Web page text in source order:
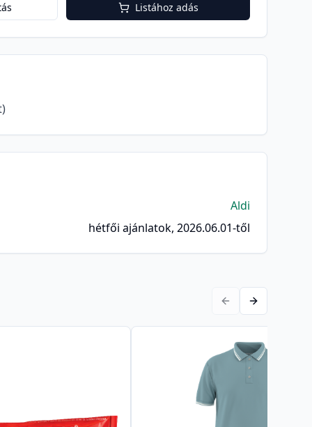
Listához adás
Aldi
hétfői ajánlatok, 2026.06.01-től